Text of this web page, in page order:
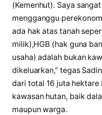
(Kemenhut). Saya
mengganggu
ada hak atas tanah
milik),HGB (hak guna
usaha) adalah bukan
dikeluarkan,” tegas
dari total 16 juta
kawasan hutan, baik
maupun warga.